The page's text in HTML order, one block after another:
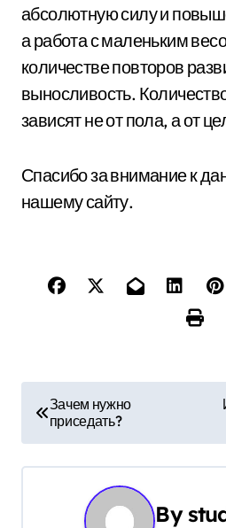
абсолютную силу и
а работа с маленьким
количестве повторов
выносливость.
зависят не от пола, а от
Спасибо за внимание к
нашему сайту.
а
в
Зачем нужно
приседать?
By